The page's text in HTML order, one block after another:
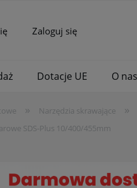
Zaloguj się
Dotacje UE O nas
» Narzędzia skrawające »
SDS-Plus 10/400/455mm